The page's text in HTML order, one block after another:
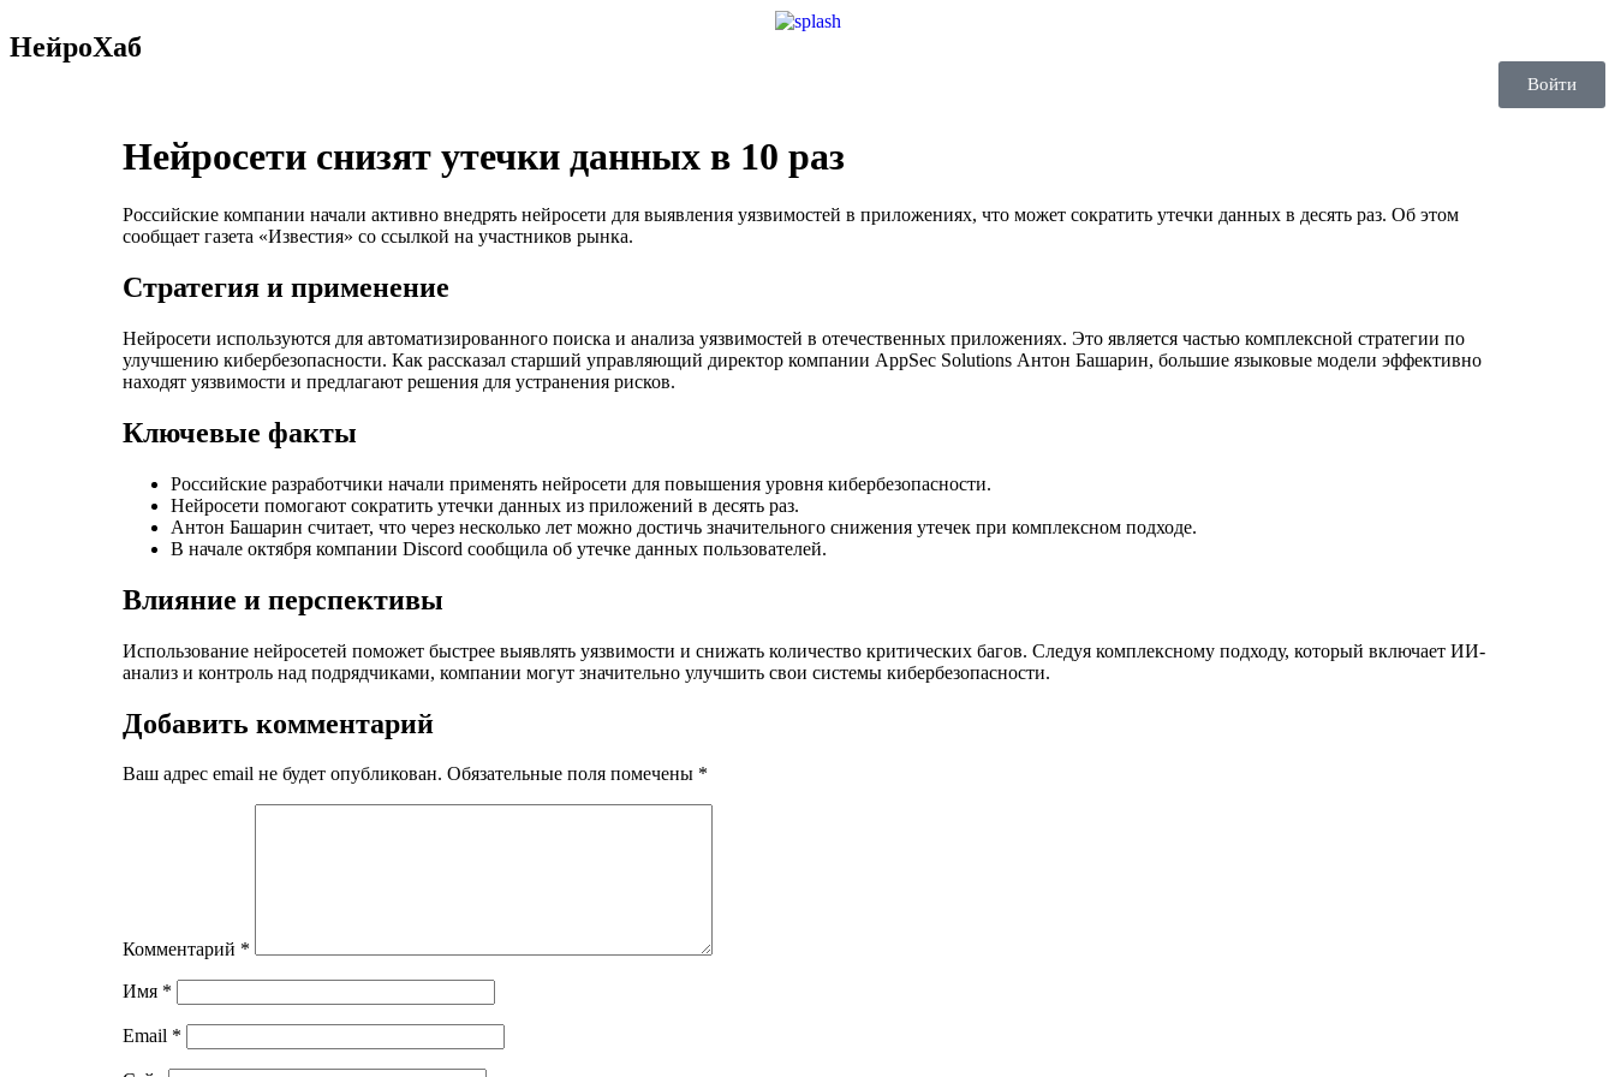
НейроХаб
Войти
Нейросети снизят утечки данных в 10 раз
Российские компании начали активно внедрять нейросети для выявления уязвимостей в приложениях, что может сократить утечки данных в десять раз. Об этом
сообщает газета «Известия» со ссылкой на участников рынка.
Стратегия и применение
Нейросети используются для автоматизированного поиска и анализа уязвимостей в отечественных приложениях. Это является частью комплексной стратегии по
улучшению кибербезопасности. Как рассказал старший управляющий директор компании AppSec Solutions Антон Башарин, большие языковые модели эффективно
находят уязвимости и предлагают решения для устранения рисков.
Ключевые факты
Российские разработчики начали применять нейросети для повышения уровня кибербезопасности.
Нейросети помогают сократить утечки данных из приложений в десять раз.
Антон Башарин считает, что через несколько лет можно достичь значительного снижения утечек при комплексном подходе.
В начале октября компании Discord сообщила об утечке данных пользователей.
Влияние и перспективы
Использование нейросетей поможет быстрее выявлять уязвимости и снижать количество критических багов. Следуя комплексному подходу, который включает ИИ-
анализ и контроль над подрядчиками, компании могут значительно улучшить свои системы кибербезопасности.
Добавить комментарий
Ваш адрес email не будет опубликован. Обязательные поля помечены *
Комментарий *
Имя *
Email *